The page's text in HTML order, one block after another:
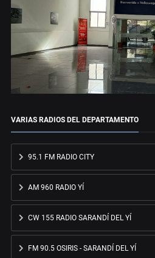
VARIAS RADIOS DEL DEPARTAMENTO
95.1 FM RADIO CITY
AM 960 RADIO YÍ
CW 155 RADIO SARANDÍ DEL YÍ
FM 90.5 OSIRIS - SARANDÍ DEL YÍ